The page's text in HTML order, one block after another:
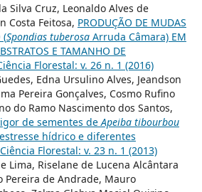
Silva Cruz, Leonaldo Alves de
Costa Feitosa, PRODUÇÃO DE MUDAS
(Spondias tuberosaArruda Câmara) EM
E TAMANHO DE
Florestal: v. 26 n. 1 (2016)
Edna Ursulino Alves, Jeandson
Pereira Gonçalves, Cosmo Rufino
do Ramo Nascimento dos Santos,
de sementes de Apeiba tibourbou
hídrico e diferentes
Ciência Florestal: v. 23 n. 1 (2013)
Lima, Riselane de Lucena Alcântara
Pereira de Andrade, Mauro